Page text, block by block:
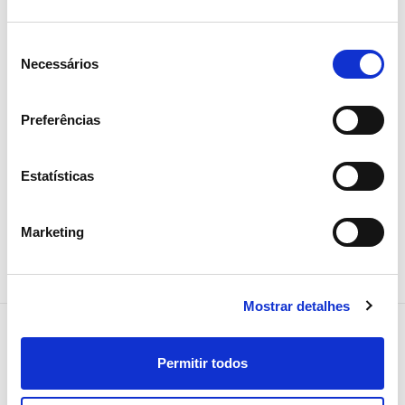
Necessários
Preferências
Estatísticas
Marketing
Mostrar detalhes
Permitir todos
Assembleia Geral de Acionistas
com larga maioria
NEWSLETTER